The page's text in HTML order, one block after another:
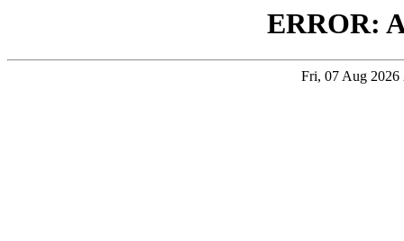
ERROR:
Fri, 07 Aug